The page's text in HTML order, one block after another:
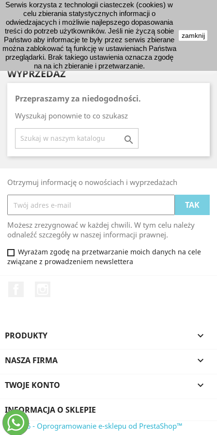
WYPRZEDAŻ
Przepraszamy za niedogodności.
Wyszukaj ponownie to co szukasz

Otrzymuj informację o nowościach i wyprzedażach
Możesz zrezygnować w każdej chwili. W tym celu należy
odnaleźć szczegóły w naszej informacji prawnej.
Wyrażam zgodę na przetwarzanie moich danych na cele
związane z prowadzeniem newslettera
PRODUKTY 
NASZA FIRMA 
TWOJE KONTO 
INFORMACJA O SKLEPIE
Serwis korzysta z technologii ciasteczek (cookies) w
celu zbierania statystycznych informacji o
odwiedzajacych i możliwie najlepszego dopasowania
treści do potrzeb użytkowników. Jeśli nie życzą sobie
Państwo aby informacje te były przez serwis zbierane
można zablokować tą funkcję w ustawieniach Państwa
przeglądarki. Brak takiego ustawienia oznacza zgodę
na na ich zbieranie i przetwarzanie.
zamknij
© 2026 - Oprogramowanie e-sklepu od PrestaShop™